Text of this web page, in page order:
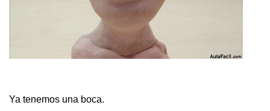
Ya tenemos una boca.